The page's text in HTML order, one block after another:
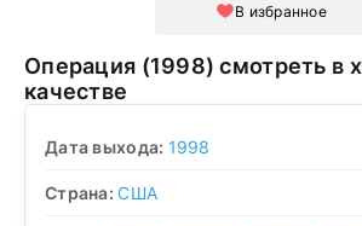
В избранное
Операция (1998) смотреть в хорошем
качестве
Дата выхода: 1998
Страна:США